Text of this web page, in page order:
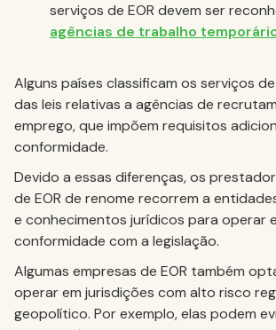
serviços de EOR devem ser
agências de trabalho
Alguns países classificam os serviços
das leis relativas a agências de
emprego, que impõem requisitos
conformidade.
Devido a essas diferenças, os
de EOR de renome recorrem a
e conhecimentos jurídicos para operar
conformidade com a legislação.
Algumas empresas de EOR também
operar em jurisdições com alto risco
geopolítico. Por exemplo, elas podem